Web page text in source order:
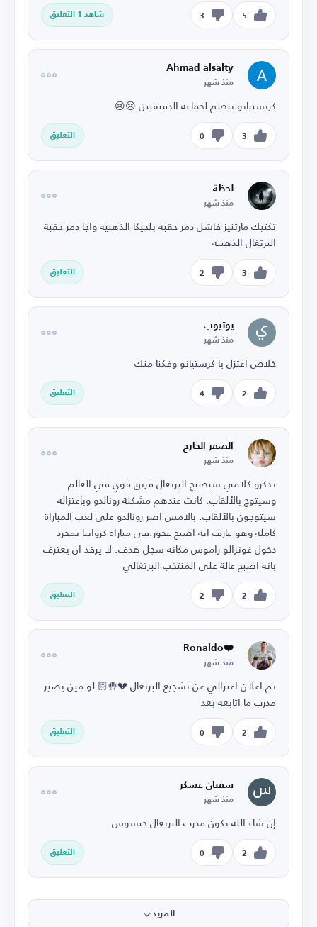
5
3 شاهد 1 التعليق
Ahmad alsalty
منذ شهر
كريستيانو ينضم لجماعة الدقيقتين 😢😢
3
0 التعليق
لحظة
منذ شهر
تكتيك مارتنيز فاشل دمر حقبه بلجيكا الذهبيه واجا دمر حقبة
البرتغال الذهبيه
3
2 التعليق
يوتيوب
منذ شهر
خلاص اعتزل يا كرستيانو وفكنا منك
2
4 التعليق
الصقر الجارح
منذ شهر
تذكرو كلامي سيصبح البرتغال فريق قوي في العالم
وسيتوج بالألقاب. كانت عندهم مشكلة رونالدو وبإعتزاله
سيتوجون بالألقاب. بالامس اصر رونالدو على لعب المباراة
كاملة وهو عارف انه اصبح عجوز.في مباراة كرواتيا بمجرد
دخول غونزالو راموس مكانه سجل هدف. لا يرقد ان يعترف
بانه اصبح عالة على المنتخب البرتغالي
2
2 التعليق
❤️Ronaldo
منذ شهر
تم اعلان اعتزالي عن تشجيع البرتغال 💔🤚🏻 لو مين يصير
مدرب ما اتابعه بعد
2
0 التعليق
سفيان عسكر
منذ شهر
إن شاء الله يكون مدرب البرتغال جيسوس
2
0 التعليق
المزيد